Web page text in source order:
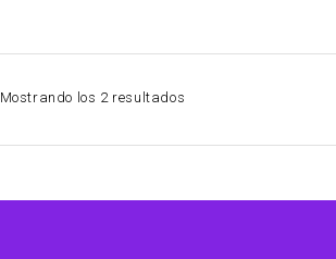
Mostrando los 2 resultados